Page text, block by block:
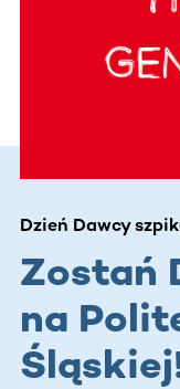
Dzień Dawcy
Zostań
na